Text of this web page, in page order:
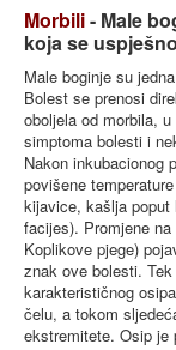
Morbili- Male
koja se
Male boginje su
Bolest se prenosi
oboljela od morbila,
simptoma bolesti i
Nakon inkubacionog
povišene
kijavice, kašlja
facijes). Promjene
Koplikove pjege)
znak ove bolesti.
karakterističnog
čelu, a tokom
ekstremitete. Osip je